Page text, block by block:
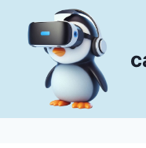
contenu